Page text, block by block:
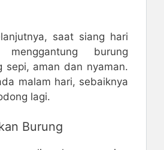
saat siang hari
burung
sepi, aman dan nyaman.
malam hari, sebaiknya
lagi.
Burung